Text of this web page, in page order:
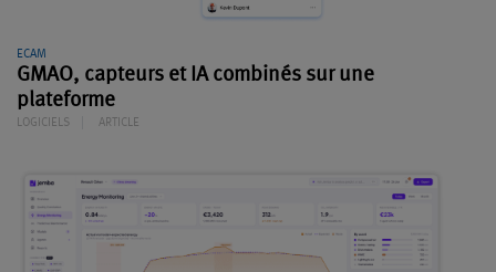
ECAM
GMAO, capteurs et IA combinés sur une
plateforme
LOGICIELS ARTICLE